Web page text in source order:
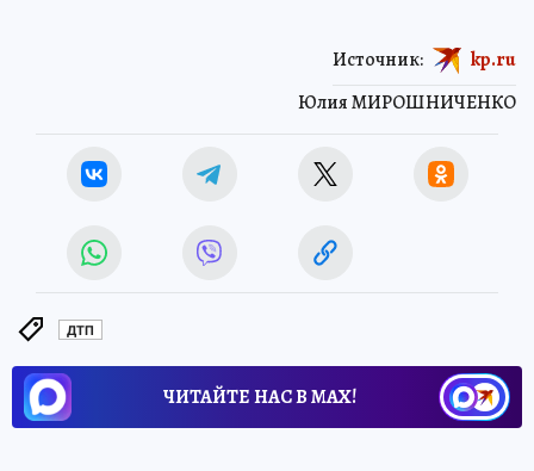
Юлия МИРОШНИЧЕНКО
Источник: kp.ru
ДТП
ЧИТАЙТЕ НАС В МАХ!